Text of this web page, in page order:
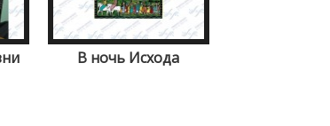
В ночь Исхода